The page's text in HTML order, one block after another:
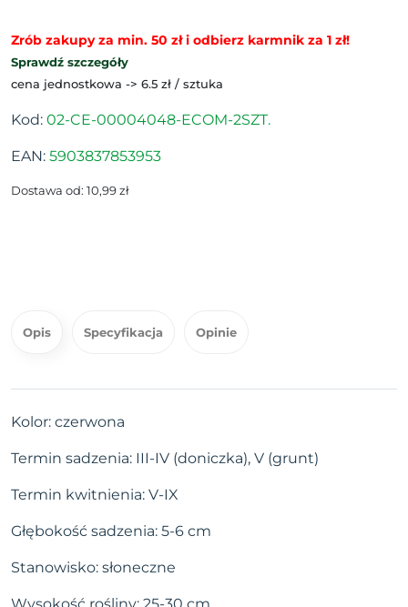
Zrób zakupy za min. 50 zł i odbierz karmnik za 1 zł!
Sprawdź szczegóły
cena jednostkowa -> 6.5 zł / sztuka
Kod: 02-CE-00004048-ECOM-2SZT.
EAN: 5903837853953
Dostawa od: 10,99 zł
Opis Specyfikacja Opinie
Kolor: czerwona
Termin sadzenia: III-IV (doniczka), V (grunt)
Termin kwitnienia: V-IX
Głębokość sadzenia: 5-6 cm
Stanowisko: słoneczne